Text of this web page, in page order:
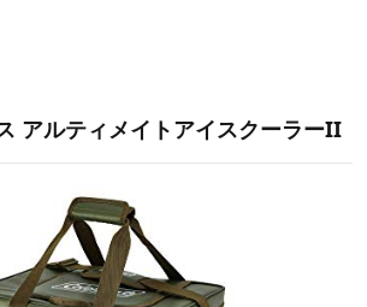
アルティメイトアイスクーラーII